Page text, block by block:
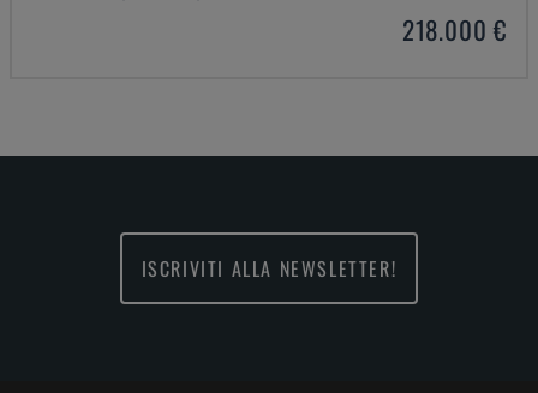
218.000 €
ISCRIVITI ALLA NEWSLETTER!